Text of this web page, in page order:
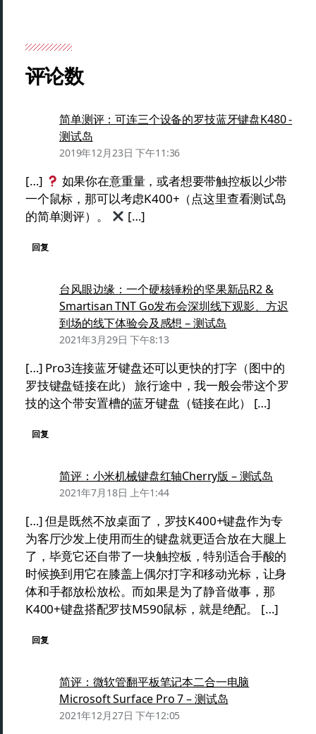
评论数
简单测评：可连三个设备的罗技蓝牙键盘K480 -
测试岛
2019年12月23日 下午11:36
[…]
如果你在意重量，或者想要带触控板以少带
一个鼠标，那可以考虑K400+（点这里查看测试岛
的简单测评）。
[…]
回复
台风眼边缘：一个硬核锤粉的坚果新品R2 &
Smartisan TNT Go发布会深圳线下观影、方迟
到场的线下体验会及感想 – 测试岛
2021年3月29日 下午8:13
[…] Pro3连接蓝牙键盘还可以更快的打字（图中的
罗技键盘链接在此） 旅行途中，我一般会带这个罗
技的这个带安置槽的蓝牙键盘（链接在此） […]
回复
简评：小米机械键盘红轴Cherry版 – 测试岛
2021年7月18日 上午1:44
[…] 但是既然不放桌面了，罗技K400+键盘作为专
为客厅沙发上使用而生的键盘就更适合放在大腿上
了，毕竟它还自带了一块触控板，特别适合手酸的
时候换到用它在膝盖上偶尔打字和移动光标，让身
体和手都放松放松。而如果是为了静音做事，那
K400+键盘搭配罗技M590鼠标，就是绝配。 […]
回复
简评：微软管翻平板笔记本二合一电脑
Microsoft Surface Pro 7 – 测试岛
2021年12月27日 下午12:05